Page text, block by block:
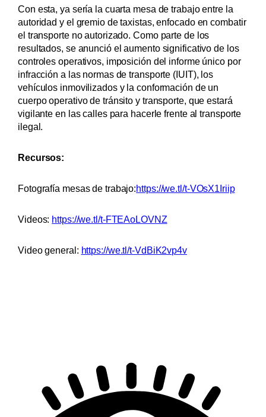
Con esta, ya sería la cuarta mesa de trabajo entre la
autoridad y el gremio de taxistas, enfocado en combatir
el transporte no autorizado. Como parte de los
resultados, se anunció el aumento significativo de los
controles operativos, imposición del informe único por
infracción a las normas de transporte (IUIT), los
vehículos inmovilizados y la conformación de un
cuerpo operativo de tránsito y transporte, que estará
vigilante en las calles para hacerle frente al transporte
ilegal.
Recursos:
Fotografía mesas de trabajo:https://we.tl/t-VOsX1Iriip
Videos: https://we.tl/t-FTEAoLOVNZ
Video general: https://we.tl/t-VdBiK2vp4v